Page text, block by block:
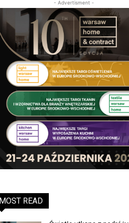
- Advertisment -
READ